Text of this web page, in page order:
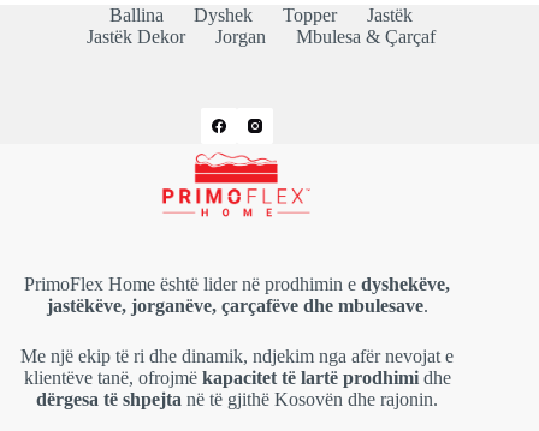
Ballina Dyshek Topper
Jastëk
Jastëk Dekor
Jorgan Mbulesa & Çarçaf
PrimoFlex Home është lider në prodhimin edyshekëve,
jastëkëve, jorganëve, çarçafëve dhe mbulesave.
Me një ekip të ri dhe dinamik, ndjekim nga afër nevojat e
klientëve tanë, ofrojmë kapacitet të lartë prodhimidhe
dërgesa të shpejta në të gjithë Kosovën dhe rajonin.